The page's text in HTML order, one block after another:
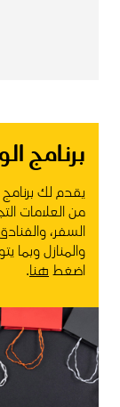
برنامج
يقدم لك
من العلامات
السفر،
والمنازل وبما
اضغطهنا.